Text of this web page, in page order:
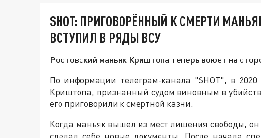
SHOT: ПРИГОВОРЁННЫЙ К СМЕРТИ
ВСТУПИЛ В РЯДЫ ВСУ
Ростовский маньяк Криштопа теперь воюет на
По информации телеграм-канала "SHOT", в
Криштопа, признанный судом виновным в
его приговорили к смертной казни.
Когда маньяк вышел из мест лишения свободы, он
сделал себе новые документы. После начала